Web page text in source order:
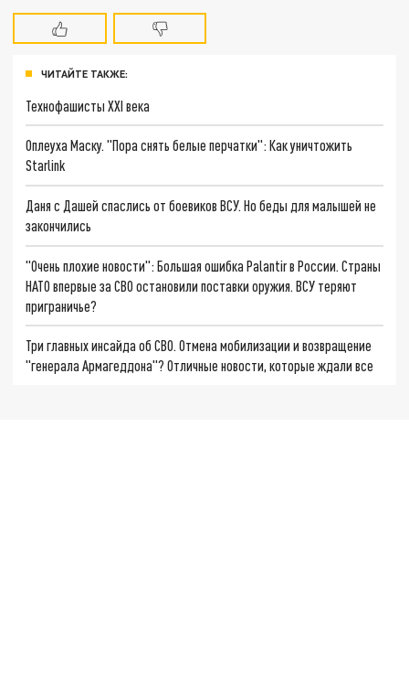
ЧИТАЙТЕ ТАКЖЕ:
Технофашисты XXI века
Оплеуха Маску. "Пора снять белые перчатки": Как уничтожить
Starlink
Даня с Дашей спаслись от боевиков ВСУ. Но беды для малышей не
закончились
"Очень плохие новости": Большая ошибка Palantir в России. Страны
НАТО впервые за СВО остановили поставки оружия. ВСУ теряют
приграничье?
Три главных инсайда об СВО. Отмена мобилизации и возвращение
"генерала Армагеддона"? Отличные новости, которые ждали все